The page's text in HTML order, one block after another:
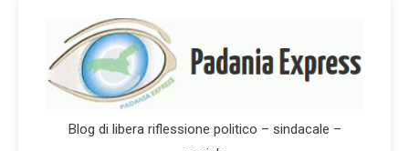
Blog di libera riflessione politico – sindacale –